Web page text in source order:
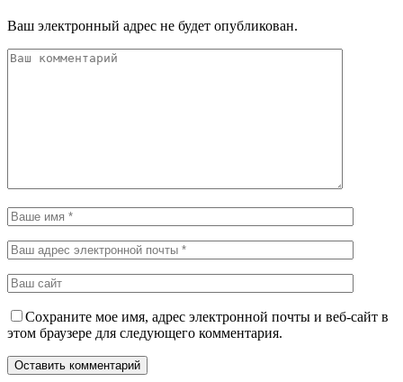
Ваш электронный адрес не будет опубликован.
Сохраните мое имя, адрес электронной почты и веб-сайт в
этом браузере для следующего комментария.